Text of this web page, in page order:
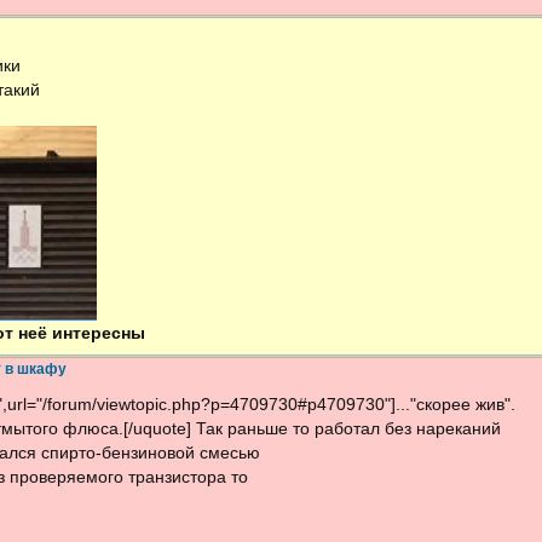
неё интересны
в шкафу
forum/viewtopic.php?p=4709730#p4709730"]..."скорее жив".
флюса.[/uquote] Так раньше то работал без нареканий
спирто-бензиновой смесью
проверяемого транзистора то